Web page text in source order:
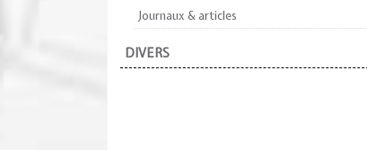
Journaux & articles
DIVERS